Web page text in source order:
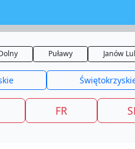
Puławy Janów
FR